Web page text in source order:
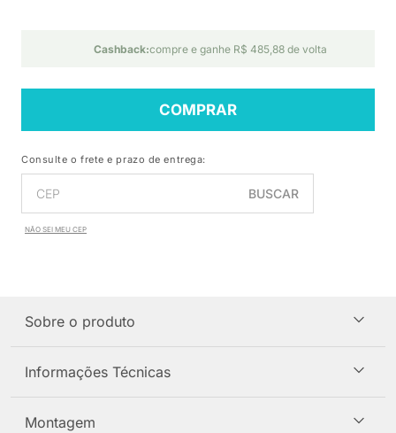
Cashback:compre e ganhe R$ 485,88 de volta
COMPRAR
Consulte o frete e prazo de entrega:
BUSCAR
NÃO SEI MEU CEP
Sobre o produto
Informações Técnicas
Montagem